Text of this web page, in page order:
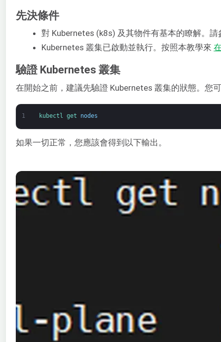
先決條件
對 Kubernetes (k8s) 及其物件有基本的瞭解。
Kubernetes 叢集已啟動並執行。按照本教學來
驗證 Kubernetes 叢集
在開始之前，建議先驗證 Kubernetes 叢集的狀態。您
1 kubectl get nodes
如果一切正常，您應該會得到以下輸出。